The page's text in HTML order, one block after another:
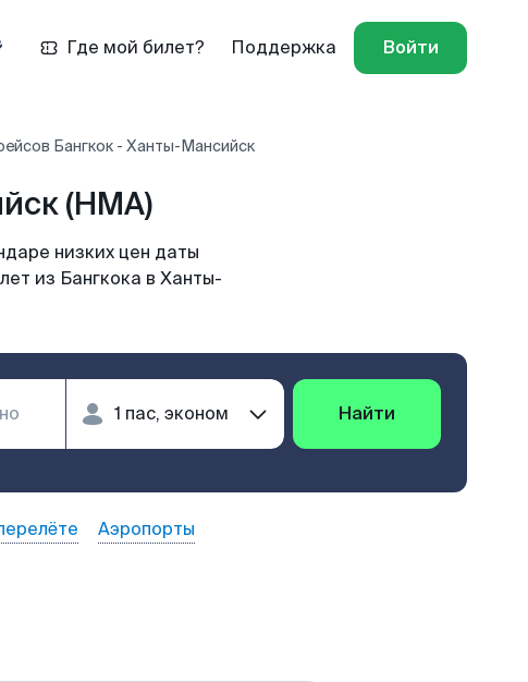
Где мой билет? Поддержка Войти
Бангкок - Ханты-Мансийск
(HMA)
низких цен даты
из Бангкока в Ханты-
Найти
Аэропорты